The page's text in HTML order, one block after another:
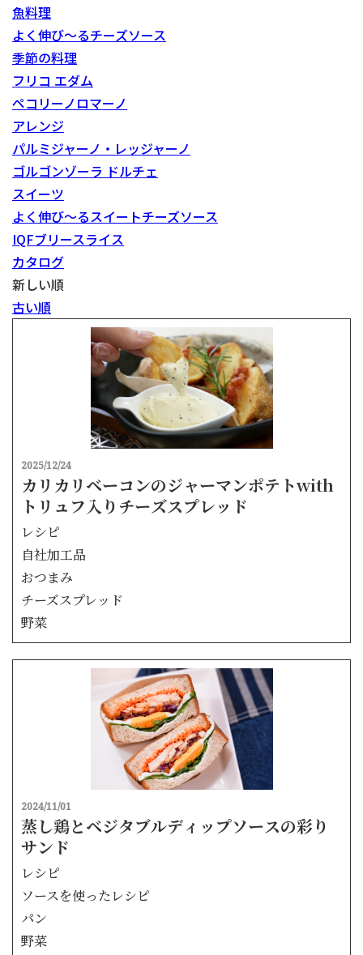
魚料理
よく伸び～るチーズソース
季節の料理
フリコ エダム
ペコリーノロマーノ
アレンジ
パルミジャーノ・レッジャーノ
ゴルゴンゾーラ ドルチェ
スイーツ
よく伸び～るスイートチーズソース
IQFブリースライス
カタログ
新しい順
古い順
2025/12/24
カリカリベーコンのジャーマンポテトwith
トリュフ入りチーズスプレッド
レシピ
自社加工品
おつまみ
チーズスプレッド
野菜
2024/11/01
蒸し鶏とベジタブルディップソースの彩り
サンド
レシピ
ソースを使ったレシピ
パン
野菜